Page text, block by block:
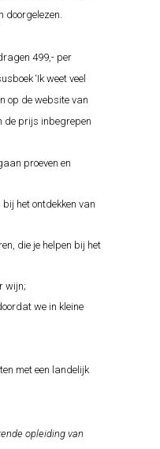
499,- per
‘Ik weet veel
op de website van
de prijs inbegrepen
proeven en
het ontdekken van
die je helpen bij het
wijn;
we in kleine
met een landelijk
opleiding van